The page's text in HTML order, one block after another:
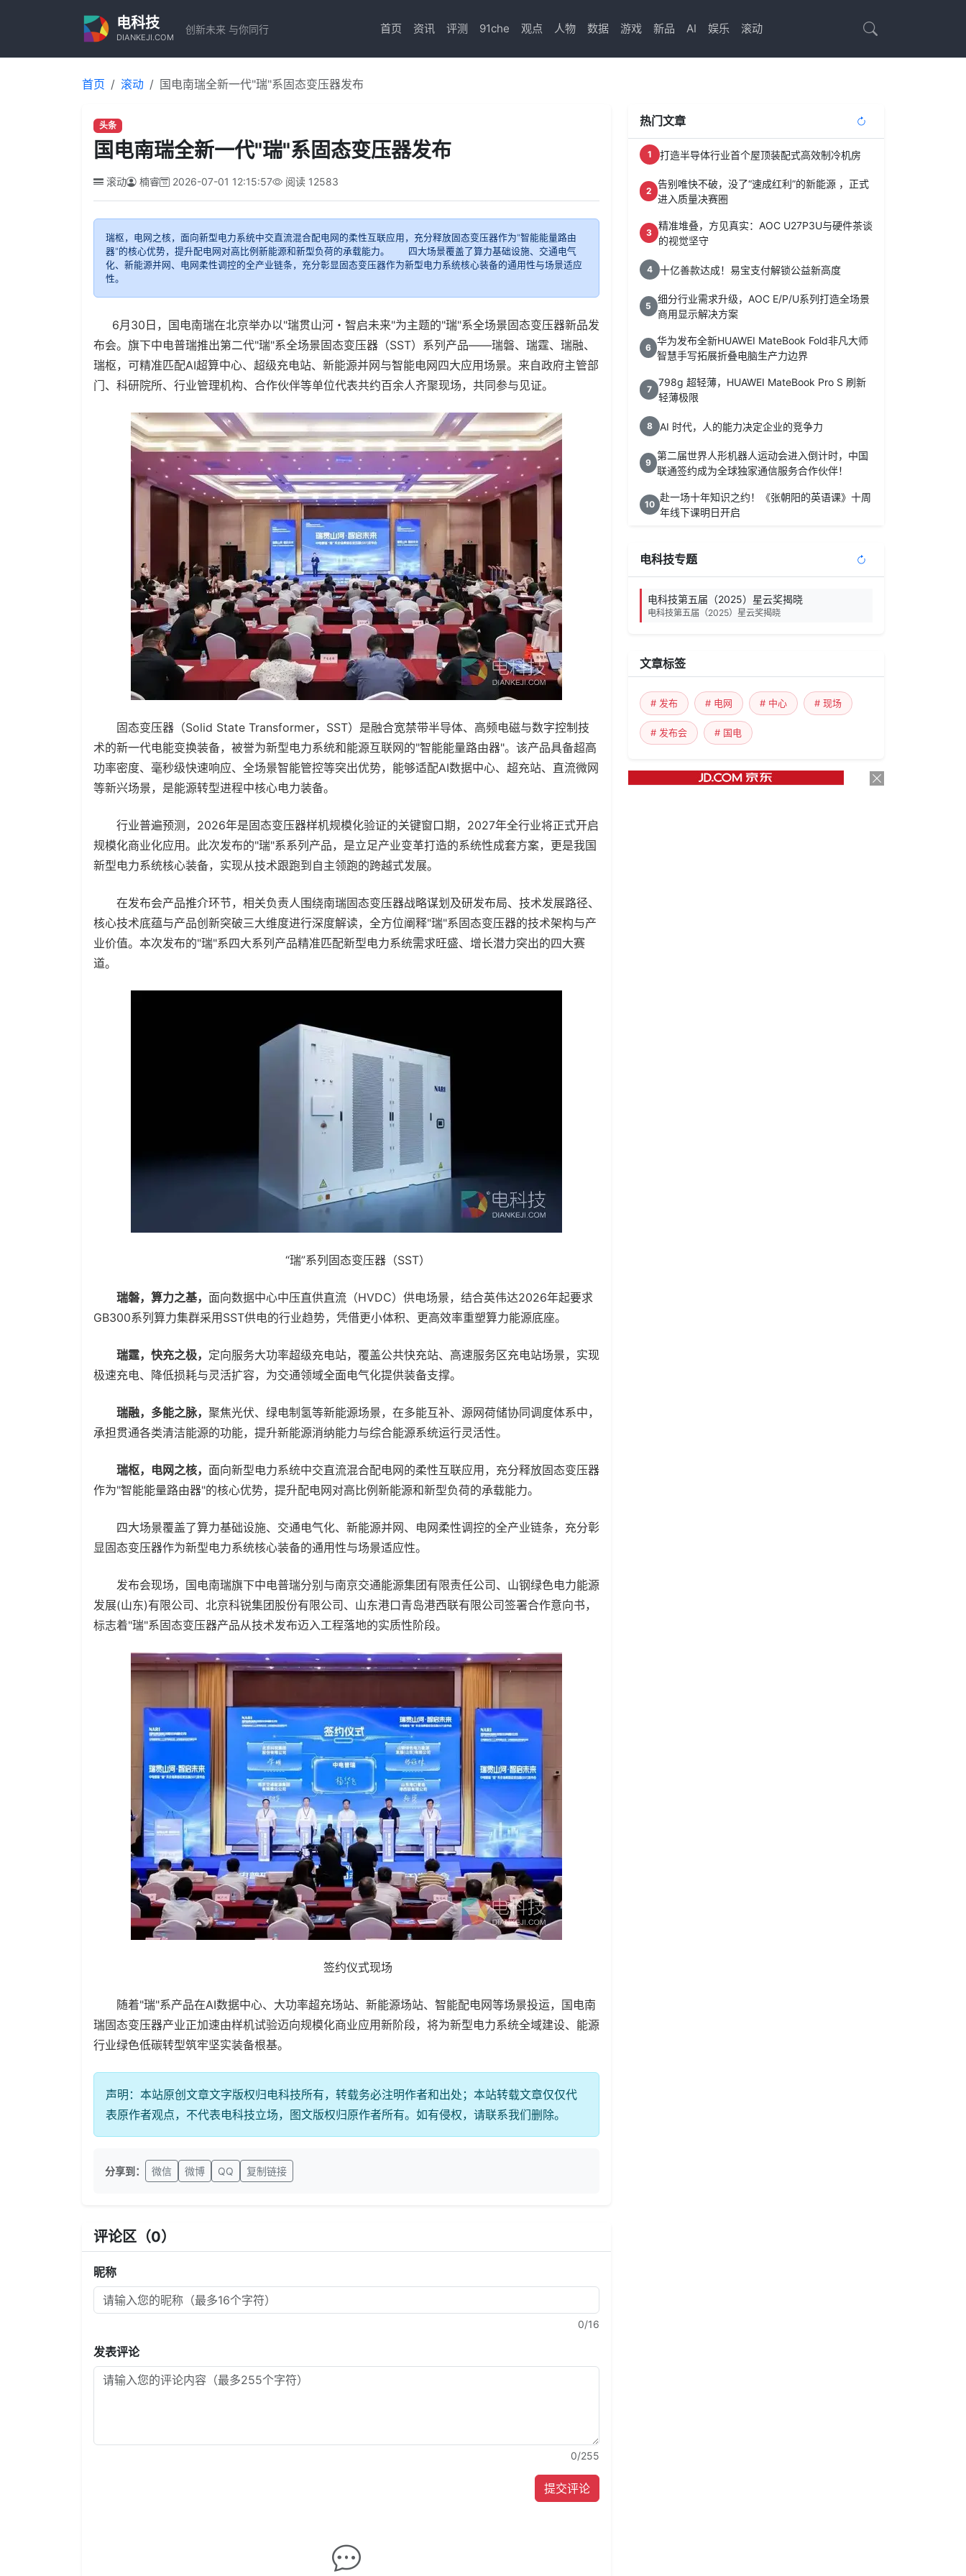
电科技
DIANKEJI.COM
创新未来 与你同行 首页 资讯 评测 91che 观点 人物 数据 游戏 新品 AI 娱乐 滚动
首页 滚动 国电南瑞全新一代"瑞"系固态变压器发布
头条
国电南瑞全新一代"瑞"系固态变压器发布
滚动 楠睿 2026-07-01 12:15:57 阅读 12583
瑞枢，电网之核，面向新型电力系统中交直流混合配电网的柔性互联应用，充分释放固态变压器作为"智能能量路由
器"的核心优势，提升配电网对高比例新能源和新型负荷的承载能力。 四大场景覆盖了算力基础设施、交通电气
化、新能源并网、电网柔性调控的全产业链条，充分彰显固态变压器作为新型电力系统核心装备的通用性与场景适应
性。
6月30日，国电南瑞在北京举办以"瑞贯山河・智启未来"为主题的"瑞"系全场景固态变压器新品发
布会。旗下中电普瑞推出第二代"瑞"系全场景固态变压器（SST）系列产品——瑞磐、瑞霆、瑞融、
瑞枢，可精准匹配AI超算中心、超级充电站、新能源并网与智能电网四大应用场景。来自政府主管部
门、科研院所、行业管理机构、合作伙伴等单位代表共约百余人齐聚现场，共同参与见证。
固态变压器（Solid State Transformer，SST）是融合宽禁带半导体、高频电磁与数字控制技
术的新一代电能变换装备，被誉为新型电力系统和能源互联网的"智能能量路由器"。该产品具备超高
功率密度、毫秒级快速响应、全场景智能管控等突出优势，能够适配AI数据中心、超充站、直流微网
等新兴场景，是能源转型进程中核心电力装备。
行业普遍预测，2026年是固态变压器样机规模化验证的关键窗口期，2027年全行业将正式开启
规模化商业化应用。此次发布的"瑞"系系列产品，是立足产业变革打造的系统性成套方案，更是我国
新型电力系统核心装备，实现从技术跟跑到自主领跑的跨越式发展。
在发布会产品推介环节，相关负责人围绕南瑞固态变压器战略谋划及研发布局、技术发展路径、
核心技术底蕴与产品创新突破三大维度进行深度解读，全方位阐释"瑞"系固态变压器的技术架构与产
业价值。本次发布的"瑞"系四大系列产品精准匹配新型电力系统需求旺盛、增长潜力突出的四大赛
道。
“瑞”系列固态变压器（SST）
瑞磐，算力之基， 面向数据中心中压直供直流（HVDC）供电场景，结合英伟达2026年起要求
GB300系列算力集群采用SST供电的行业趋势，凭借更小体积、更高效率重塑算力能源底座。
瑞霆，快充之极， 定向服务大功率超级充电站，覆盖公共快充站、高速服务区充电站场景，实现
极速充电、降低损耗与灵活扩容，为交通领域全面电气化提供装备支撑。
瑞融，多能之脉， 聚焦光伏、绿电制氢等新能源场景，在多能互补、源网荷储协同调度体系中，
承担贯通各类清洁能源的功能，提升新能源消纳能力与综合能源系统运行灵活性。
瑞枢，电网之核， 面向新型电力系统中交直流混合配电网的柔性互联应用，充分释放固态变压器
作为"智能能量路由器"的核心优势，提升配电网对高比例新能源和新型负荷的承载能力。
四大场景覆盖了算力基础设施、交通电气化、新能源并网、电网柔性调控的全产业链条，充分彰
显固态变压器作为新型电力系统核心装备的通用性与场景适应性。
发布会现场，国电南瑞旗下中电普瑞分别与南京交通能源集团有限责任公司、山钢绿色电力能源
发展(山东)有限公司、北京科锐集团股份有限公司、山东港口青岛港西联有限公司签署合作意向书，
标志着"瑞"系固态变压器产品从技术发布迈入工程落地的实质性阶段。
签约仪式现场
随着"瑞"系产品在AI数据中心、大功率超充场站、新能源场站、智能配电网等场景投运，国电南
瑞固态变压器产业正加速由样机试验迈向规模化商业应用新阶段，将为新型电力系统全域建设、能源
行业绿色低碳转型筑牢坚实装备根基。
声明：本站原创文章文字版权归电科技所有，转载务必注明作者和出处；本站转载文章仅仅代
表原作者观点，不代表电科技立场，图文版权归原作者所有。如有侵权，请联系我们删除。
分享到： 微信 微博 QQ 复制链接
评论区（0）
昵称
0/16
发表评论
0/255
提交评论
热门文章
1 打造半导体行业首个屋顶装配式高效制冷机房
2
告别唯快不破，没了“速成红利”的新能源 ，正式
进入质量决赛圈
3
精准堆叠，方见真实：AOC U27P3U与硬件茶谈
的视觉坚守
4 十亿善款达成！易宝支付解锁公益新高度
5
细分行业需求升级，AOC E/P/U系列打造全场景
商用显示解决方案
6
华为发布全新HUAWEI MateBook Fold非凡大师
智慧手写拓展折叠电脑生产力边界
7
798g 超轻薄，HUAWEI MateBook Pro S 刷新
轻薄极限
8 AI 时代，人的能力决定企业的竞争力
9
第二届世界人形机器人运动会进入倒计时，中国
联通签约成为全球独家通信服务合作伙伴！
10
赴一场十年知识之约！《张朝阳的英语课》十周
年线下课明日开启
电科技专题
电科技第五届（2025）星云奖揭晓
电科技第五届（2025）星云奖揭晓
文章标签
# 发布 # 电网 # 中心 # 现场
# 发布会 # 国电